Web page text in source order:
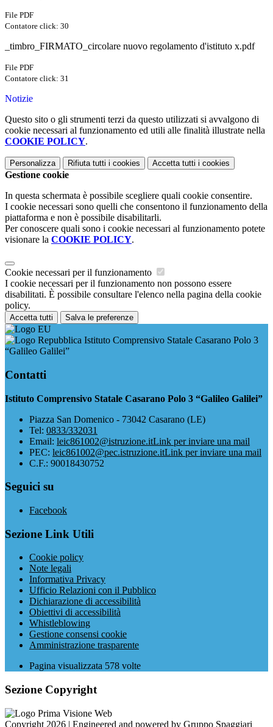
File PDF
Contatore click: 30
_timbro_FIRMATO_circolare nuovo regolamento d'istituto x.pdf
File PDF
Contatore click: 31
Notizie
Questo sito o gli strumenti terzi da questo utilizzati si avvalgono di
cookie necessari al funzionamento ed utili alle finalità illustrate nella
COOKIE POLICY.
Personalizza Rifiuta tutti i cookies Accetta tutti i cookies
Gestione cookie
In questa schermata è possibile scegliere quali cookie consentire.
I cookie necessari sono quelli che consentono il funzionamento della
piattaforma e non è possibile disabilitarli.
Per conoscere quali sono i cookie necessari al funzionamento potete
visionare la COOKIE POLICY.
Cookie necessari per il funzionamento
I cookie necessari per il funzionamento non possono essere
disabilitati. È possibile consultare l'elenco nella pagina della cookie
policy.
Accetta tutti Salva le preferenze
Istituto Comprensivo Statale Casarano Polo 3
“Galileo Galilei”
Contatti
Istituto Comprensivo Statale Casarano Polo 3 “Galileo Galilei”
Piazza San Domenico - 73042 Casarano (LE)
Tel: 0833/332031
Email: leic861002@istruzione.itLink per inviare una mail
PEC: leic861002@pec.istruzione.itLink per inviare una mail
C.F.: 90018430752
Seguici su
Facebook
Sezione Link Utili
Cookie policy
Note legali
Informativa Privacy
Ufficio Relazioni con il Pubblico
Dichiarazione di accessibilità
Obiettivi di accessibilità
Whistleblowing
Gestione consensi cookie
Amministrazione trasparente
Pagina visualizzata 578 volte
Sezione Copyright
Copyright 2026 | Engineered and powered by Gruppo Spaggiari